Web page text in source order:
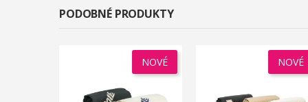
PODOBNÉ PRODUKTY
NOVÉ NOVÉ